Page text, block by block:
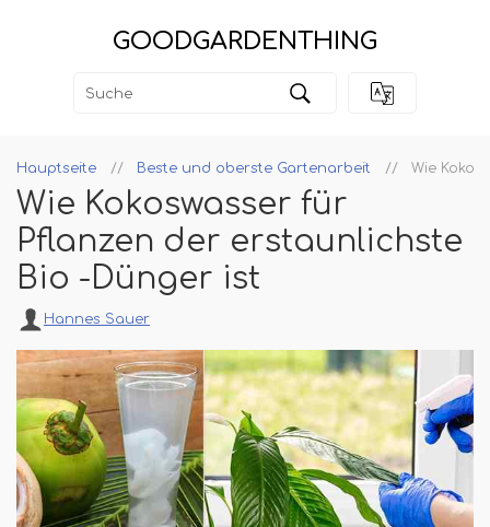
GOODGARDENTHING
Hauptseite Beste und oberste Gartenarbeit Wie
Wie Kokoswasser für
Pflanzen der erstaunlichste
Bio -Dünger ist
Hannes Sauer